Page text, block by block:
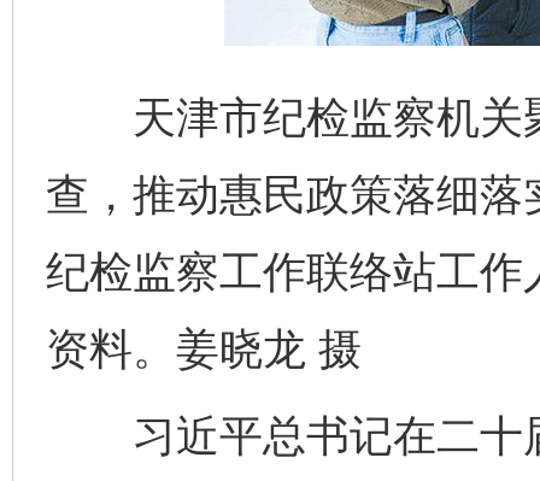
天津市纪检监察机关
查，推动惠民政策落细
纪检监察工作联络站工
资料。姜晓龙 摄
习近平总书记在二十